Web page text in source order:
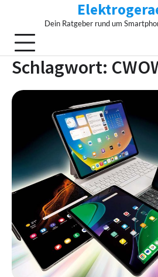
content
Dein Ratgeber rund um
Schlagwort: